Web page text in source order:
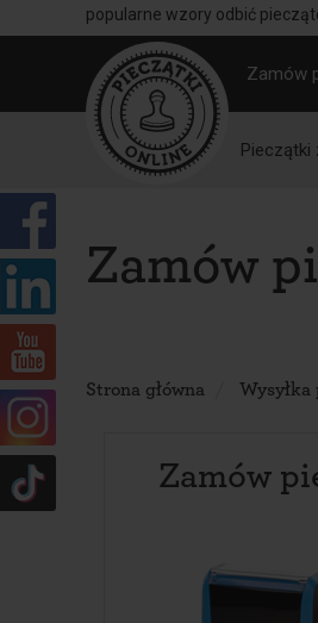
popularne wzory odbić
Zamów
Pieczątki
Zamów
Strona główna Wysyłka
Zamów